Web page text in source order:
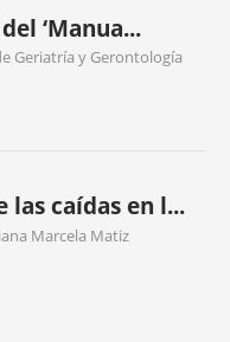
‘Manua...
Geriatría y Gerontología
caídas en l...
Marcela Matiz